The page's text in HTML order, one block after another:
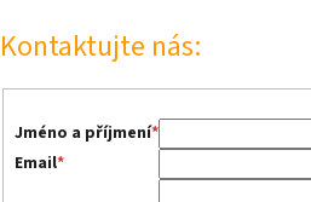
Kontaktujte nás:
Jméno a příjmení*
Email*